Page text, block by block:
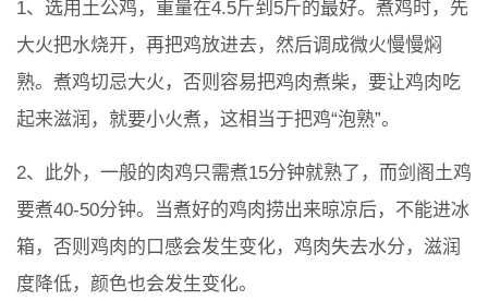
1、选用土公鸡，重量在4.5斤到5斤的最好。煮鸡时，先
大火把水烧开，再把鸡放进去，然后调成微火慢慢焖
熟。煮鸡切忌大火，否则容易把鸡肉煮柴，要让鸡肉吃
起来滋润，就要小火煮，这相当于把鸡“泡熟”。
2、此外，一般的肉鸡只需煮15分钟就熟了，而剑阁土鸡
要煮40-50分钟。当煮好的鸡肉捞出来晾凉后，不能进冰
箱，否则鸡肉的口感会发生变化，鸡肉失去水分，滋润
度降低，颜色也会发生变化。